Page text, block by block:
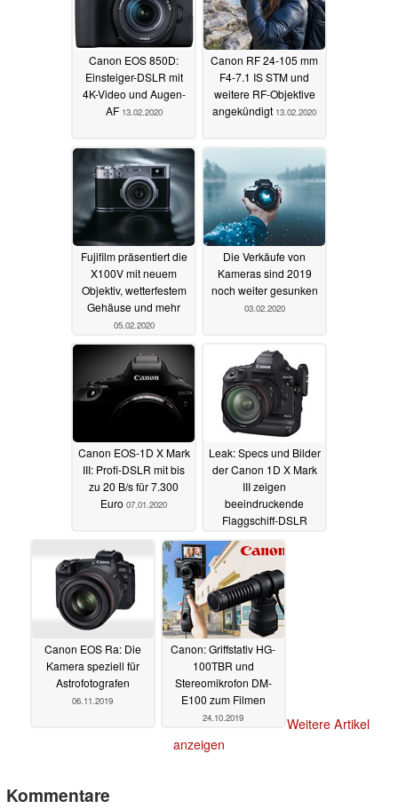
Canon EOS 850D:
Einsteiger-DSLR mit
4K-Video und Augen-
AF 13.02.2020
Canon RF 24-105 mm
F4-7.1 IS STM und
weitere RF-Objektive
angekündigt 13.02.2020
Fujifilm präsentiert die
X100V mit neuem
Objektiv, wetterfestem
Gehäuse und mehr
05.02.2020
Die Verkäufe von
Kameras sind 2019
noch weiter gesunken
03.02.2020
Canon EOS-1D X Mark
III: Profi-DSLR mit bis
zu 20 B/s für 7.300
Euro 07.01.2020
Leak: Specs und Bilder
der Canon 1D X Mark
III zeigen
beeindruckende
Flaggschiff-DSLR
03.01.2020
Canon EOS Ra: Die
Kamera speziell für
Astrofotografen
06.11.2019
Canon: Griffstativ HG-
100TBR und
Stereomikrofon DM-
E100 zum Filmen
24.10.2019
Weitere Artikel
anzeigen
Kommentare